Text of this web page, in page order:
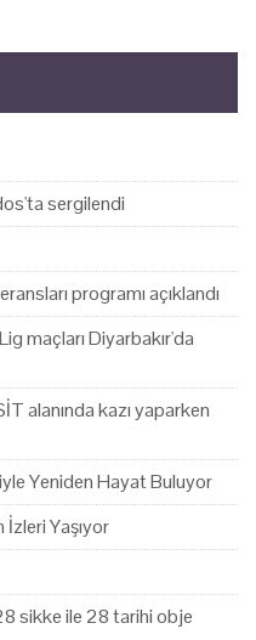
sergilendi
programı açıklandı
maçları Diyarbakır'da
alanında kazı yaparken
Yeniden Hayat Buluyor
Yaşıyor
sikke ile 28 tarihi obje